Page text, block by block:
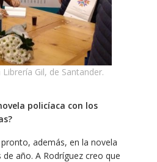
Gil, de Santander.
policíaca con los
además, en la novela
año. A Rodríguez creo que